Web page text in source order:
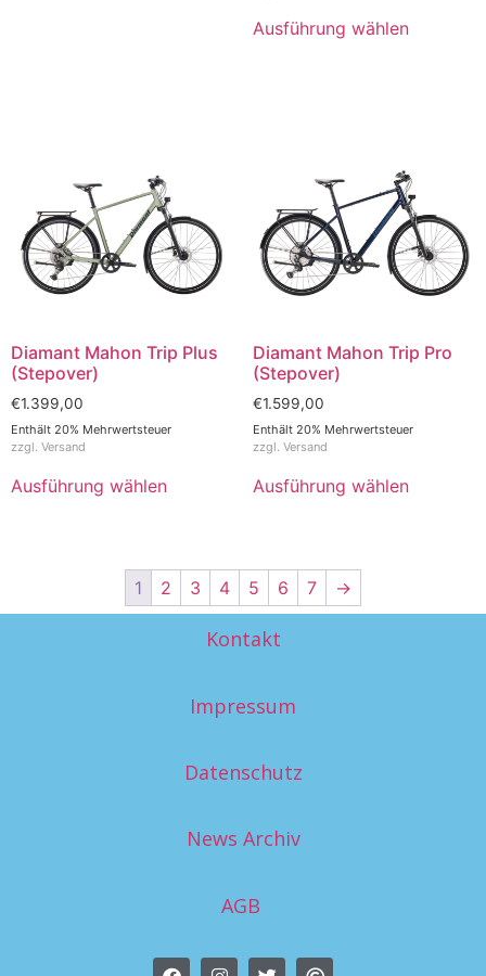
Ausführung wählen
Diamant Mahon Trip Plus
(Stepover)
€1.399,00
Enthält 20% Mehrwertsteuer
zzgl. Versand
Ausführung wählen
Diamant Mahon Trip Pro
(Stepover)
€1.599,00
Enthält 20% Mehrwertsteuer
zzgl. Versand
Ausführung wählen
1 2 3 4 5 6 7 →
Kontakt
Impressum
Datenschutz
News Archiv
AGB